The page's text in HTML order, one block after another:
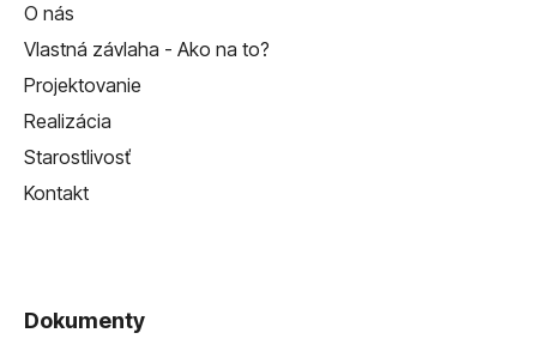
O nás
Vlastná závlaha - Ako na to?
Projektovanie
Realizácia
Starostlivosť
Kontakt
Dokumenty